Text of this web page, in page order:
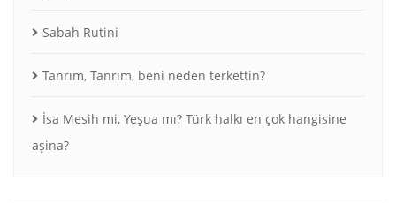
Sabah Rutini
Tanrım, Tanrım, beni neden terkettin?
İsa Mesih mi, Yeşua mı? Türk halkı en çok hangisine
aşina?